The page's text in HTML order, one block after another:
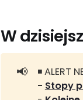
W
📢
◾ ALERT
- Stopy